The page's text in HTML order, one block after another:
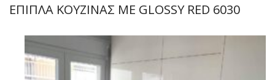
ΕΠΙΠΛΑ ΚΟΥΖΙΝΑΣ ΜΕ GLOSSY RED 6030